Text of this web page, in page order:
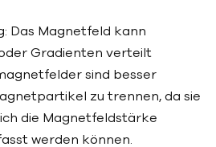
Das Magnetfeld kann
Gradienten verteilt
sind besser
zu trennen, da sie
die Magnetfeldstärke
werden können.